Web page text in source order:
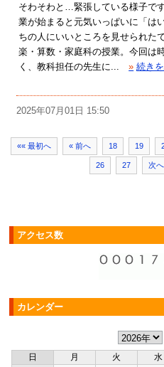
そわそわと…緊張している様子で
業が始まると元気いっぱいに「は
ちの人にいいところを見せられた
楽・算数・家庭科の授業。今回は
く、教科担任の先生に...
» 続き
2025年07月01日 15:50
«« 最初へ « 前へ 18 19
26 27 次
アクセス数
カレンダー
日 月 火 水